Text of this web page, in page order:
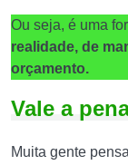
Ou seja, é uma
realidade, de
orçamento.
Vale a
Muita gente